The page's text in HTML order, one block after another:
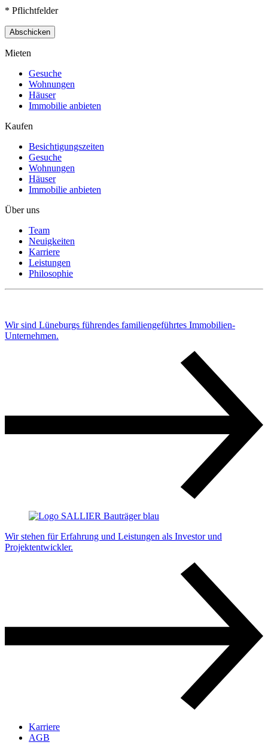
* Pflichtfelder
Mieten
Gesuche
Wohnungen
Häuser
Immobilie anbieten
Kaufen
Besichtigungszeiten
Gesuche
Wohnungen
Häuser
Immobilie anbieten
Über uns
Team
Neuigkeiten
Karriere
Leistungen
Philosophie
Wir sind Lüneburgs führendes familiengeführtes Immobilien-
Unternehmen.
Wir stehen für Erfahrung und Leistungen als Investor und
Projektentwickler.
Karriere
AGB